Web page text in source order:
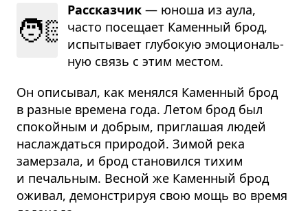
🧑🏻
Рассказчик — юноша из аула,
часто посе­щает Камен­ный брод,
испы­ты­вает глу­бо­кую эмо­ци­о­наль­
ную связь с этим местом.
Он описывал, как менялся Каменный брод
в разные времена года. Летом брод был
спокойным и добрым, приглашая людей
наслаждаться природой. Зимой река
замерзала, и брод становился тихим
и печальным. Весной же Каменный брод
оживал, демонстрируя свою мощь во время